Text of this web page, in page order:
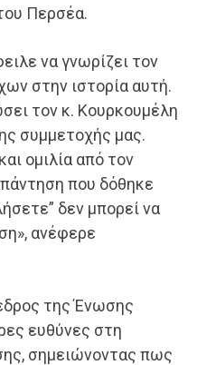
Περσέα.
να γνωρίζει τον
στην ιστορία αυτή.
τον κ. Κουρκουμέλη
συμμετοχής μας.
ομιλία από τον
που δόθηκε
δεν μπορεί να
ανέφερε
της Ένωσης
ευθύνες στη
σημειώνοντας πως